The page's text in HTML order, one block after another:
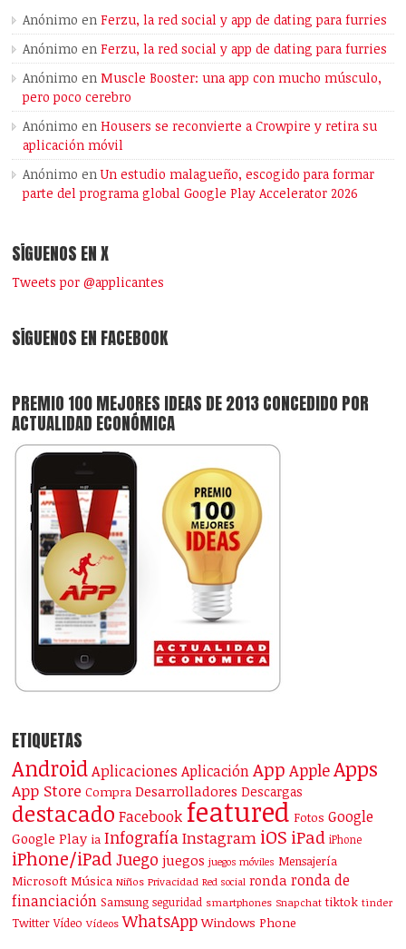
Anónimo enFerzu, la red social y app de dating para furries
Anónimo enFerzu, la red social y app de dating para furries
Anónimo enMuscle Booster: una app con mucho músculo,
pero poco cerebro
Anónimo enHousers se reconvierte a Crowpire y retira su
aplicación móvil
Anónimo enUn estudio malagueño, escogido para formar
parte del programa global Google Play Accelerator 2026
SÍGUENOS EN X
Tweets por @applicantes
SÍGUENOS EN FACEBOOK
PREMIO 100 MEJORES IDEAS DE 2013 CONCEDIDO POR
ACTUALIDAD ECONÓMICA
ETIQUETAS
Android Aplicaciones Aplicación App AppleApps
App Store Compra Desarrolladores Descargas
destacado Facebook featured Fotos Google
Google Play ia Infografía Instagram iOS iPad iPhone
iPhone/iPad Juego juegos juegos móviles Mensajería
Microsoft Música Niños Privacidad Red social ronda ronda de
financiación Samsung seguridad smartphones Snapchat tiktok tinder
Twitter Vídeo Vídeos WhatsApp Windows Phone